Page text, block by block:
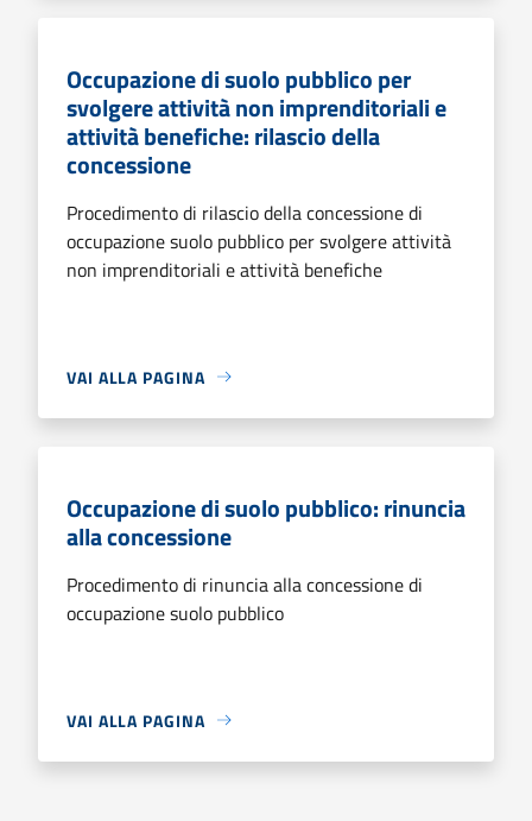
Occupazione di suolo pubblico per
svolgere attività non imprenditoriali e
attività benefiche: rilascio della
concessione
Procedimento di rilascio della concessione di
occupazione suolo pubblico per svolgere attività
non imprenditoriali e attività benefiche
VAI ALLA PAGINA
Occupazione di suolo pubblico: rinuncia
alla concessione
Procedimento di rinuncia alla concessione di
occupazione suolo pubblico
VAI ALLA PAGINA